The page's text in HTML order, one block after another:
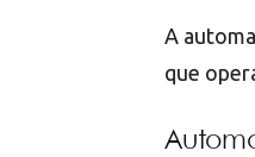
A
que